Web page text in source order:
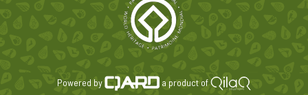
Powered by a product of